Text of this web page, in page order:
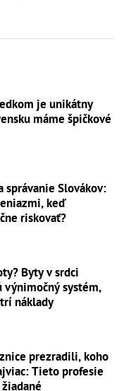
je unikátny
máme špičkové
správanie Slovákov:
keď
riskovať?
Byty v srdci
výnimočný systém,
náklady
prezradili, koho
Tieto profesie